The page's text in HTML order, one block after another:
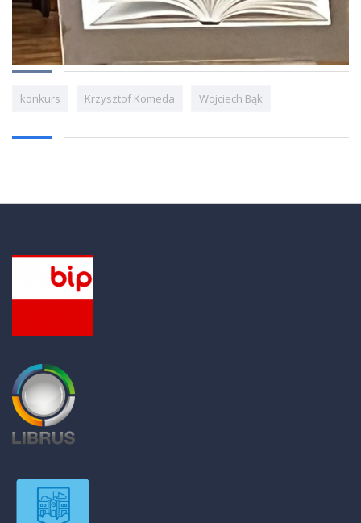
konkurs Krzysztof Komeda Wojciech Bąk